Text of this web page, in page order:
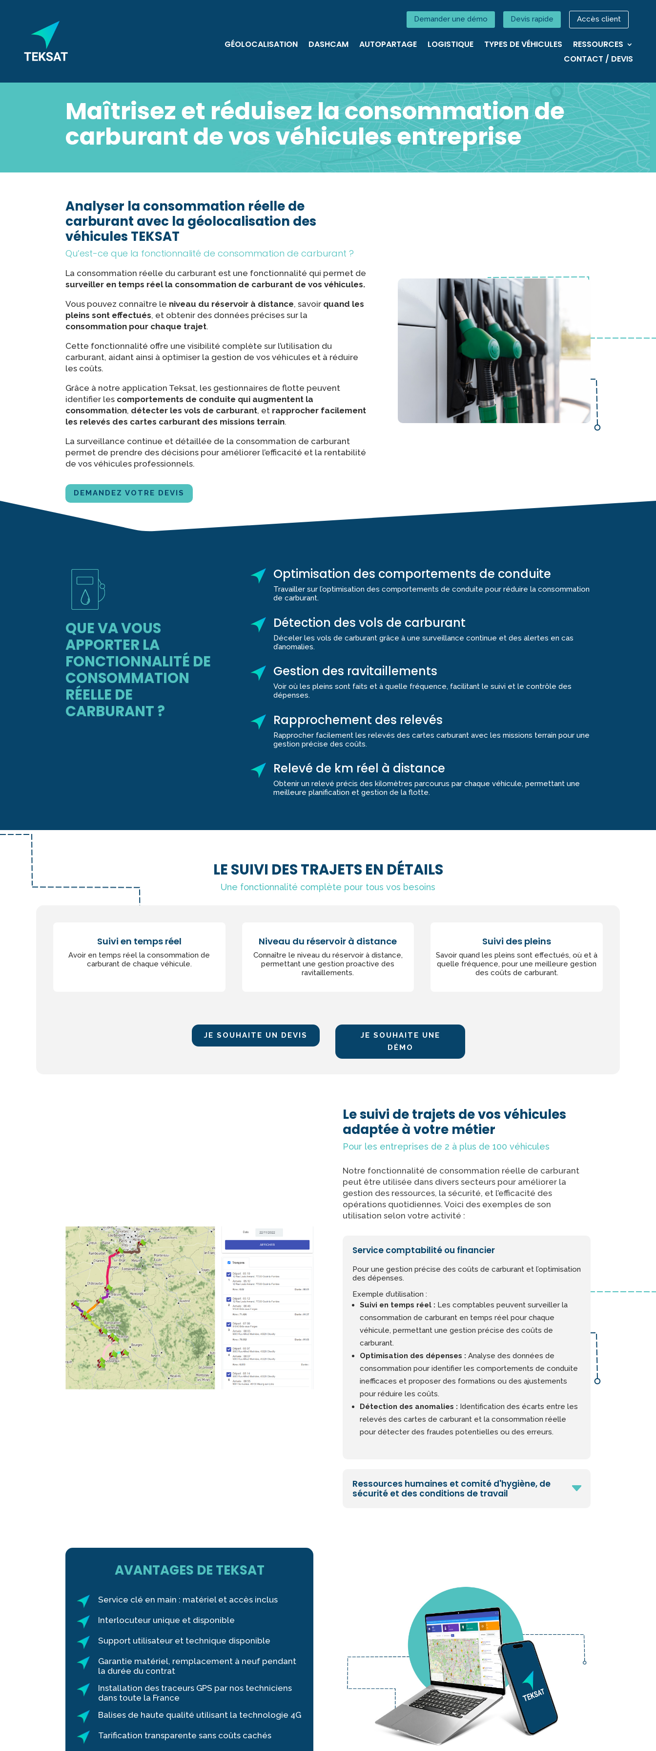
Demander une démo Devis rapide Accès client
GÉOLOCALISATION DASHCAM AUTOPARTAGE LOGISTIQUE TYPES DE VÉHICULES
RESSOURCES
CONTACT / DEVIS
Maîtrisez et réduisez la consommation de
carburant de vos véhicules entreprise
Analyser la consommation réelle de
carburant avec la géolocalisation des
véhicules TEKSAT
Qu’est-ce que la fonctionnalité de consommation de carburant ?
La consommation réelle du carburant est une fonctionnalité qui permet de
surveiller en temps réel la consommation de carburant de vos véhicules.
Vous pouvez connaître le niveau du réservoir à distance, savoir quand les
pleins sont effectués, et obtenir des données précises sur la
consommation pour chaque trajet.
Cette fonctionnalité offre une visibilité complète sur l’utilisation du
carburant, aidant ainsi à optimiser la gestion de vos véhicules et à réduire
les coûts.
Grâce à notre application Teksat, les gestionnaires de flotte peuvent
identifier les comportements de conduite qui augmentent la
consommation, détecter les vols de carburant, et rapprocher facilement
les relevés des cartes carburant des missions terrain.
La surveillance continue et détaillée de la consommation de carburant
permet de prendre des décisions pour améliorer l’efficacité et la rentabilité
de vos véhicules professionnels.
DEMANDEZ VOTRE DEVIS
QUE VA VOUS
APPORTER LA
FONCTIONNALITÉ DE
CONSOMMATION
RÉELLE DE
CARBURANT ?
Optimisation des comportements de conduite
Travailler sur l’optimisation des comportements de conduite pour réduire la consommation
de carburant.
Détection des vols de carburant
Déceler les vols de carburant grâce à une surveillance continue et des alertes en cas
d’anomalies.
Gestion des ravitaillements
Voir où les pleins sont faits et à quelle fréquence, facilitant le suivi et le contrôle des
dépenses.
Rapprochement des relevés
Rapprocher facilement les relevés des cartes carburant avec les missions terrain pour une
gestion précise des coûts.
Relevé de km réel à distance
Obtenir un relevé précis des kilomètres parcourus par chaque véhicule, permettant une
meilleure planification et gestion de la flotte.
LE SUIVI DES TRAJETS EN DÉTAILS
Une fonctionnalité complète pour tous vos besoins
Suivi en temps réel
Avoir en temps réel la consommation de
carburant de chaque véhicule.
Niveau du réservoir à distance
Connaître le niveau du réservoir à distance,
permettant une gestion proactive des
ravitaillements.
Suivi des pleins
Savoir quand les pleins sont effectués, où et à
quelle fréquence, pour une meilleure gestion
des coûts de carburant.
JE SOUHAITE UN DEVIS
JE SOUHAITE UNE
DÉMO
Le suivi de trajets de vos véhicules
adaptée à votre métier
Pour les entreprises de 2 à plus de 100 véhicules
Notre fonctionnalité de consommation réelle de carburant
peut être utilisée dans divers secteurs pour améliorer la
gestion des ressources, la sécurité, et l’efficacité des
opérations quotidiennes. Voici des exemples de son
utilisation selon votre activité :
Service comptabilité ou financier
Pour une gestion précise des coûts de carburant et l’optimisation
des dépenses.
Exemple d’utilisation :
Suivi en temps réel : Les comptables peuvent surveiller la
consommation de carburant en temps réel pour chaque
véhicule, permettant une gestion précise des coûts de
carburant.
Optimisation des dépenses : Analyse des données de
consommation pour identifier les comportements de conduite
inefficaces et proposer des formations ou des ajustements
pour réduire les coûts.
Détection des anomalies : Identification des écarts entre les
relevés des cartes de carburant et la consommation réelle
pour détecter des fraudes potentielles ou des erreurs.
Ressources humaines et comité d'hygiène, de
sécurité et des conditions de travail
AVANTAGES DE TEKSAT
Service clé en main : matériel et accès inclus
Interlocuteur unique et disponible
Support utilisateur et technique disponible
Garantie matériel, remplacement à neuf pendant
la durée du contrat
Installation des traceurs GPS par nos techniciens
dans toute la France
Balises de haute qualité utilisant la technologie 4G
Tarification transparente sans coûts cachés